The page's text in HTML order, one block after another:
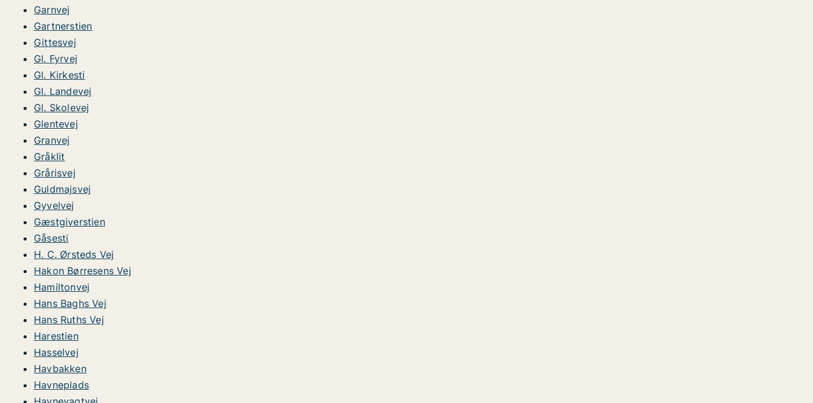
Garnvej
Gartnerstien
Gittesvej
Gl. Fyrvej
Gl. Kirkesti
Gl. Landevej
Gl. Skolevej
Glentevej
Granvej
Gråklit
Grårisvej
Guldmajsvej
Gyvelvej
Gæstgiverstien
Gåsesti
H. C. Ørsteds Vej
Hakon Børresens Vej
Hamiltonvej
Hans Baghs Vej
Hans Ruths Vej
Harestien
Hasselvej
Havbakken
Havneplads